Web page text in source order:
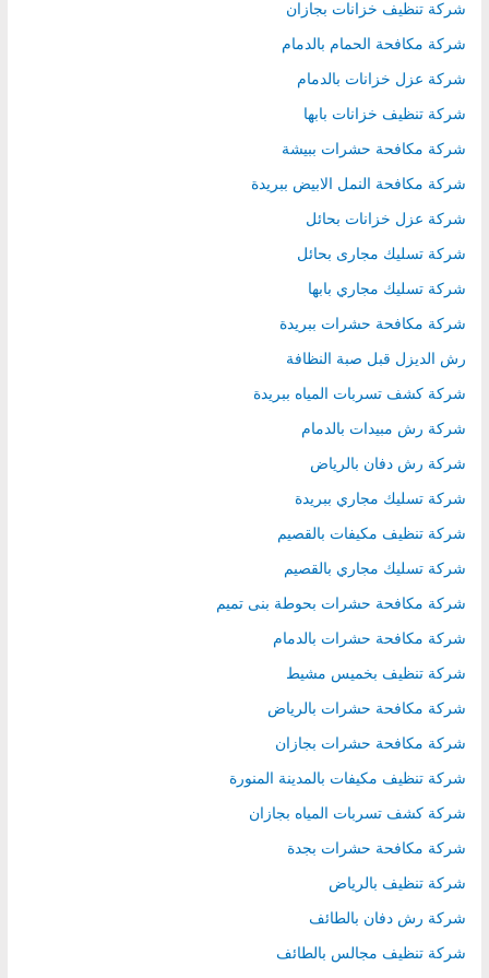
شركة تنظيف خزانات بجازان
شركة مكافحة الحمام بالدمام
شركة عزل خزانات بالدمام
شركة تنظيف خزانات بابها
شركة مكافحة حشرات ببيشة
شركة مكافحة النمل الابيض ببريدة
شركة عزل خزانات بحائل
شركة تسليك مجارى بحائل
شركة تسليك مجاري بابها
شركة مكافحة حشرات ببريدة
رش الديزل قبل صبة النظافة
شركة كشف تسربات المياه ببريدة
شركة رش مبيدات بالدمام
شركة رش دفان بالرياض
شركة تسليك مجاري ببريدة
شركة تنظيف مكيفات بالقصيم
شركة تسليك مجاري بالقصيم
شركة مكافحة حشرات بحوطة بنى تميم
شركة مكافحة حشرات بالدمام
شركة تنظيف بخميس مشيط
شركة مكافحة حشرات بالرياض
شركة مكافحة حشرات بجازان
شركة تنظيف مكيفات بالمدينة المنورة
شركة كشف تسربات المياه بجازان
شركة مكافحة حشرات بجدة
شركة تنظيف بالرياض
شركة رش دفان بالطائف
شركة تنظيف مجالس بالطائف